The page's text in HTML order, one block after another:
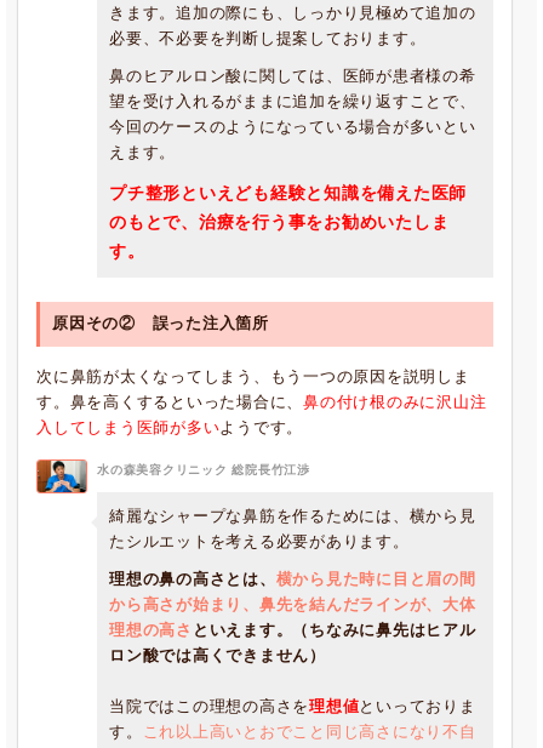
きます。追加の際にも、しっかり見極めて追加の
必要、不必要を判断し提案しております。
鼻のヒアルロン酸に関しては、医師が患者様の希
望を受け入れるがままに追加を繰り返すことで、
今回のケースのようになっている場合が多いとい
えます。
プチ整形といえども経験と知識を備えた医師
のもとで、治療を行う事をお勧めいたしま
す。
原因その② 誤った注入箇所
次に鼻筋が太くなってしまう、もう一つの原因を説明しま
す。鼻を高くするといった場合に、 鼻の付け根のみに沢山注
入してしまう医師が多いようです。
水の森美容クリニック 総院長竹江渉
綺麗なシャープな鼻筋を作るためには、横から見
たシルエットを考える必要があります。
理想の鼻の高さとは、 横から見た時に目と眉の間
から高さが始まり、鼻先を結んだラインが、大体
理想の高さ といえます。（ちなみに鼻先はヒアル
ロン酸では高くできません）
当院ではこの理想の高さを理想値といっておりま
す。
これ以上高いとおでこと同じ高さになり不自